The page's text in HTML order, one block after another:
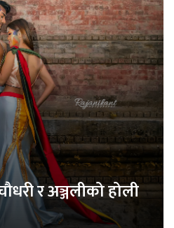
र अञ्जलीको होली